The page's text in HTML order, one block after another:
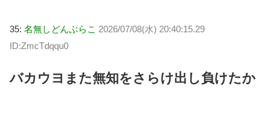
35: 名無しどんぶらこ 2026/07/08(水) 20:40:15.29
ID:ZmcTdqqu0
バカウヨまた無知をさらけ出し負けたか